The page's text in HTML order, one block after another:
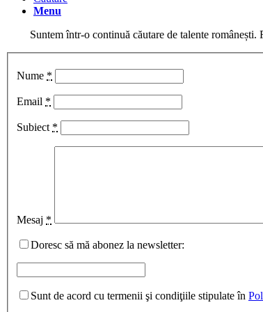
Menu
Suntem într-o continuă căutare de talente
Nume *
Email *
Subiect *
Mesaj *
Doresc să mă abonez la newsletter:
Sunt de acord cu termenii şi condiţiile stipulate în